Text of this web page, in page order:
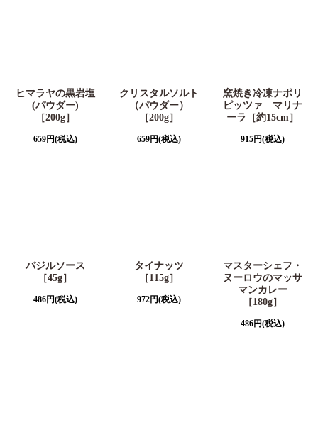
ヒマラヤの黒岩塩
(パウダー)
［200g］
659円(税込)
クリスタルソルト
（パウダー）
［200g］
659円(税込)
窯焼き冷凍ナポリ
ピッツァ マリナ
ーラ［約15cm］
915円(税込)
バジルソース
［45g］
486円(税込)
タイナッツ
［115g］
972円(税込)
マスターシェフ・
ヌーロウのマッサ
マンカレー
［180g］
486円(税込)